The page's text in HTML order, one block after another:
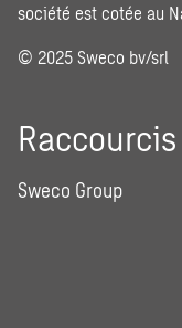
société est cotée au
© 2025 Sweco bv/srl
Raccourcis
Sweco Group